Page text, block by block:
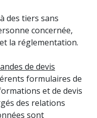
des tiers sans
concernée,
la réglementation.
de devis
formulaires de
et de devis
des relations
sont